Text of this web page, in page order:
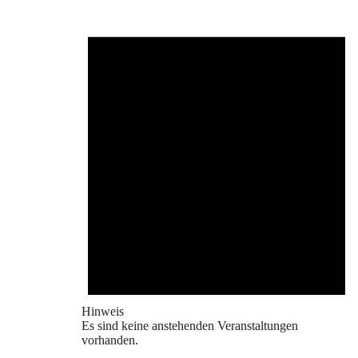
Hinweis
Es sind keine anstehenden Veranstaltungen
vorhanden.